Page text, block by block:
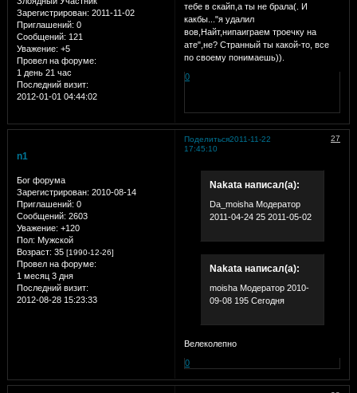
Зарегистрирован: 2011-11-02
Приглашений: 0
Сообщений: 121
Уважение: +5
Провел на форуме:
1 день 21 час
Последний визит:
2012-01-01 04:44:02
тебе в скайп,а ты не брала(. И
какбы..."я удалил
вов,Найт,нипаиграем троечку на
ате",не? Странный ты какой-то, все
по своему понимаешь)).
0
Поделиться 27
2011-11-22
17:45:10
n1
Бог форума
Зарегистрирован: 2010-08-14
Приглашений: 0
Сообщений: 2603
Уважение: +120
Пол: Мужской
Возраст: 35 [1990-12-26]
Провел на форуме:
1 месяц 3 дня
Последний визит:
2012-08-28 15:23:33
Nakata написал(а):
Da_moisha Модератор
2011-04-24 25 2011-05-02
Nakata написал(а):
moisha Модератор 2010-
09-08 195 Сегодня
Велеколепно
0